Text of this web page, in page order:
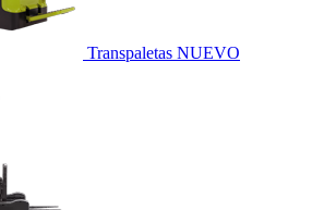
Transpaletas NUEVO